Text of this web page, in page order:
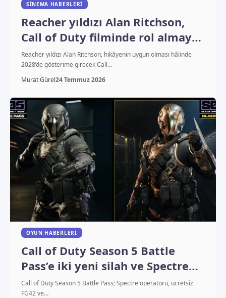
SINEMA HABERLERI
Reacher yıldızı Alan Ritchson,
Call of Duty filminde rol almaya
sıcak bakıyor
Reacher yıldızı Alan Ritchson, hikâyenin uygun olması hâlinde
2028’de gösterime girecek Call…
Murat Gürel24 Temmuz 2026
OYUN HABERLERI
Call of Duty Season 5 Battle
Pass’e iki yeni silah ve Spectre
ekleniyor
Call of Duty Season 5 Battle Pass; Spectre operatörü, ücretsiz
FG42 ve…